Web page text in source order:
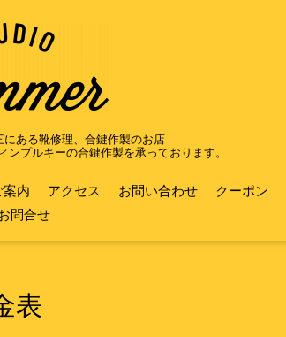
ある靴修理、合鍵作製のお店
プルキーの合鍵作製を承っております。
案内 アクセス お問い合わせ クーポン
問合せ
表